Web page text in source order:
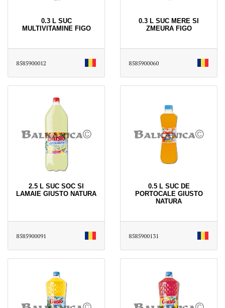
0.3 L SUC
MULTIVITAMINE FIGO
8585900012
0.3 L SUC MERE SI
ZMEURA FIGO
8585900060
2.5 L SUC SOC SI
LAMAIE GIUSTO NATURA
8585900091
0.5 L SUC DE
PORTOCALE GIUSTO
NATURA
8585900131